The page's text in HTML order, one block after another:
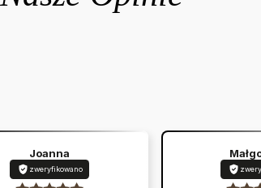
Joanna
zweryfikowano